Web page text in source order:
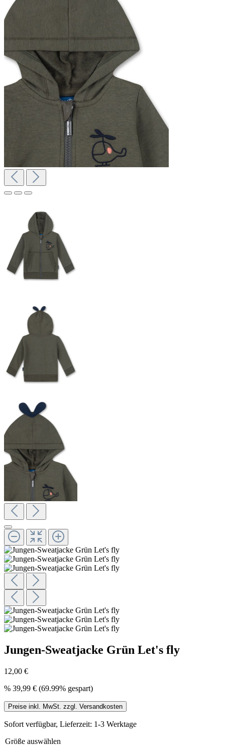
Jungen-Sweatjacke Grün Let's fly
12,00 €
% 39,99 € (69.99% gespart)
Preise inkl. MwSt. zzgl. Versandkosten
Sofort verfügbar, Lieferzeit: 1-3 Werktage
Größe auswählen